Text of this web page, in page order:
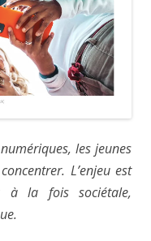
les jeunes
L’enjeu est
à la fois sociétale,